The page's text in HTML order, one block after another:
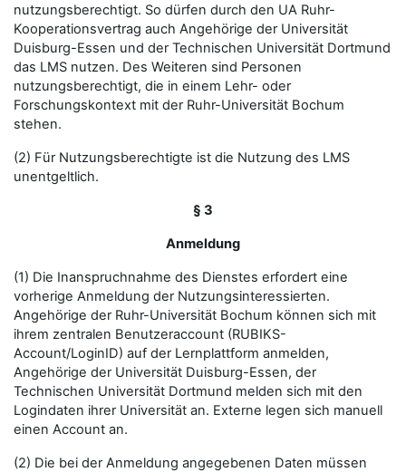
nutzungsberechtigt. So dürfen durch den UA Ruhr-
Kooperationsvertrag auch Angehörige der Universität
Duisburg-Essen und der Technischen Universität Dortmund
das LMS nutzen. Des Weiteren sind Personen
nutzungsberechtigt, die in einem Lehr- oder
Forschungskontext mit der Ruhr-Universität Bochum
stehen.
(2) Für Nutzungsberechtigte ist die Nutzung des LMS
unentgeltlich.
§ 3
Anmeldung
(1) Die Inanspruchnahme des Dienstes erfordert eine
vorherige Anmeldung der Nutzungsinteressierten.
Angehörige der Ruhr-Universität Bochum können sich mit
ihrem zentralen Benutzeraccount (RUBIKS-
Account/LoginID) auf der Lernplattform anmelden,
Angehörige der Universität Duisburg-Essen, der
Technischen Universität Dortmund melden sich mit den
Logindaten ihrer Universität an. Externe legen sich manuell
einen Account an.
(2) Die bei der Anmeldung angegebenen Daten müssen